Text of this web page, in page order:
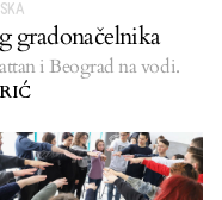
gradonačelnika
i Beograd na vodi.